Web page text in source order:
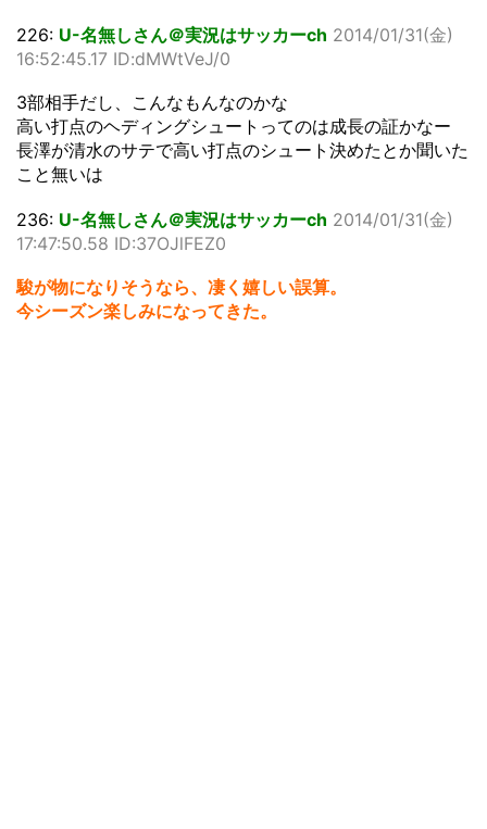
226: U-名無しさん＠実況はサッカーch 2014/01/31(金)
16:52:45.17 ID:dMWtVeJ/0
3部相手だし、こんなもんなのかな
高い打点のヘディングシュートってのは成長の証かなー
長澤が清水のサテで高い打点のシュート決めたとか聞いた
こと無いは
236: U-名無しさん＠実況はサッカーch 2014/01/31(金)
17:47:50.58 ID:37OJlFEZ0
駿が物になりそうなら、凄く嬉しい誤算。
今シーズン楽しみになってきた。